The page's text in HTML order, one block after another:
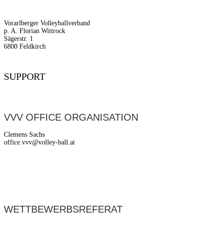
Vorarlberger Volleyballverband
p. A. Florian Wittrock
Sägerstr. 1
6800 Feldkirch
SUPPORT
VVV OFFICE ORGANISATION
Clemens Sachs
office.vvv@volley-ball.at
WETTBEWERBSREFERAT